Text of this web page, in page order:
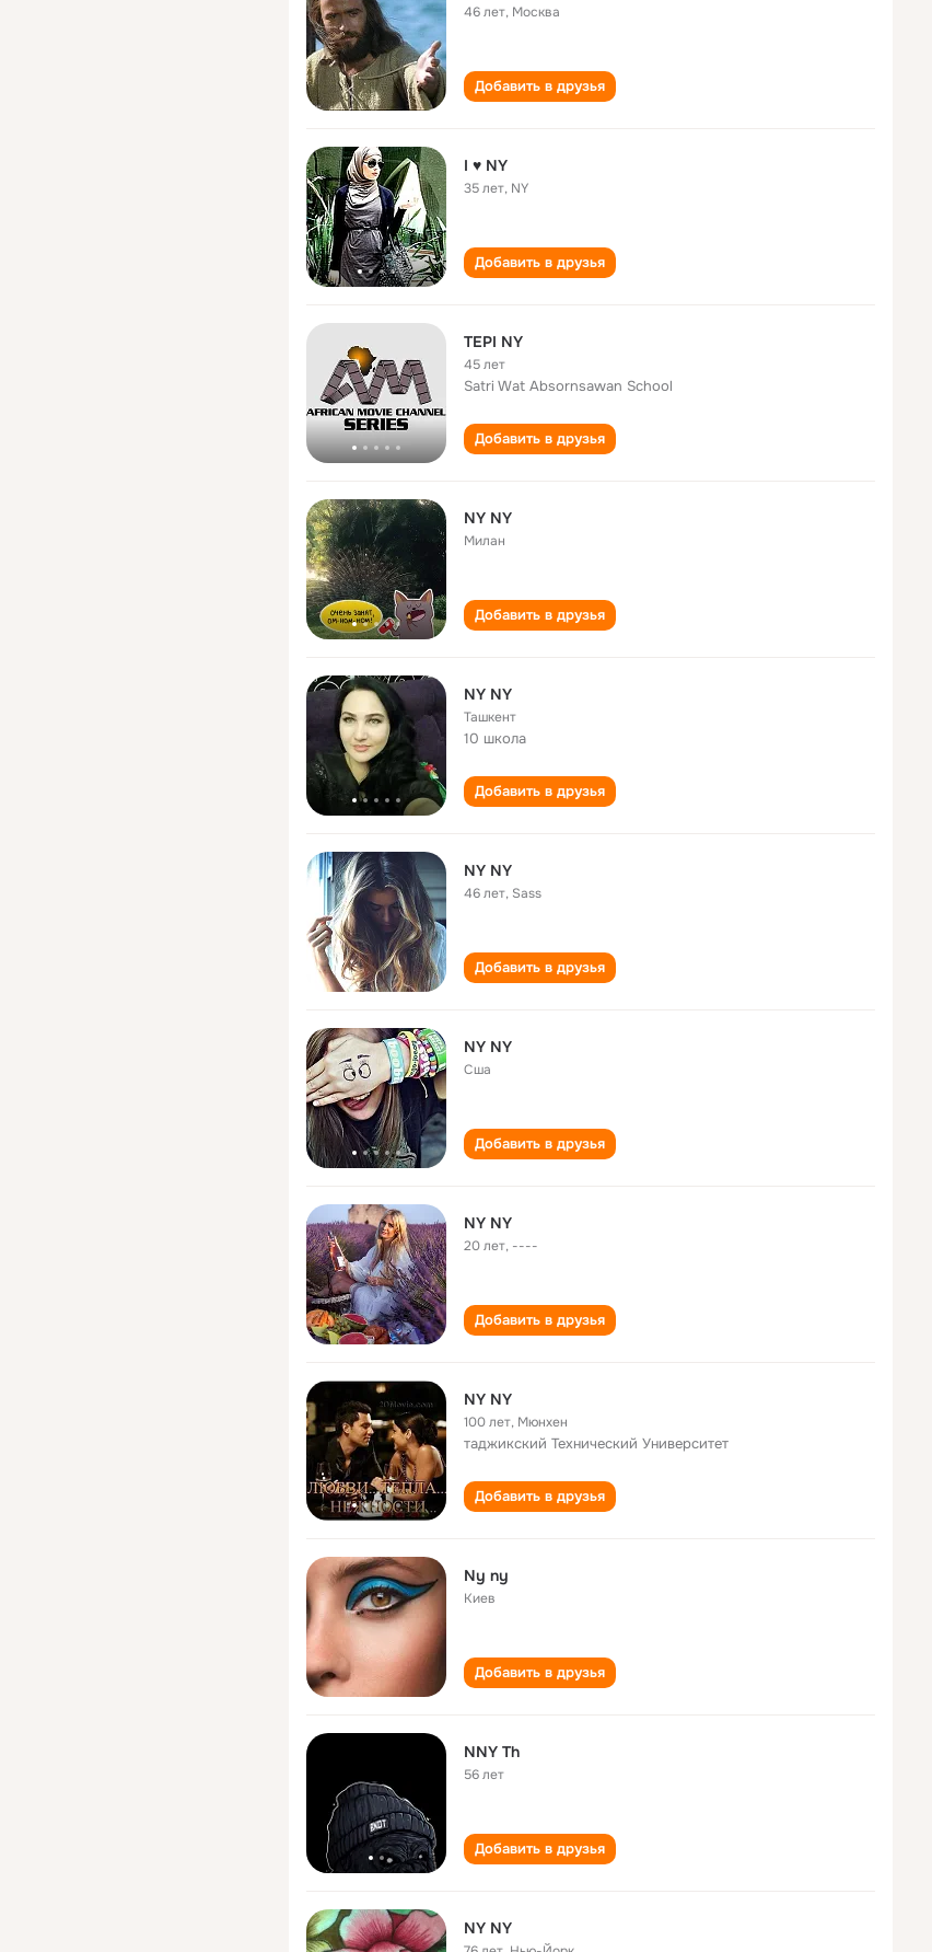
46 лет, Москва
Добавить в друзья
I ♥ NY
35 лет, NY
Добавить в друзья
TEPI NY
45 лет
Satri Wat Absornsawan School
Добавить в друзья
NY NY
Милан
Добавить в друзья
NY NY
Ташкент
10 школа
Добавить в друзья
NY NY
46 лет, Sass
Добавить в друзья
NY NY
Сша
Добавить в друзья
NY NY
20 лет, ----
Добавить в друзья
NY NY
100 лет, Мюнхен
таджикский Технический Университет
Добавить в друзья
Ny ny
Киев
Добавить в друзья
NNY Th
56 лет
Добавить в друзья
NY NY